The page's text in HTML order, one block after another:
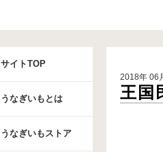
サイトTOP
うなぎいもとは
うなぎいもストア
2018年 06
王国